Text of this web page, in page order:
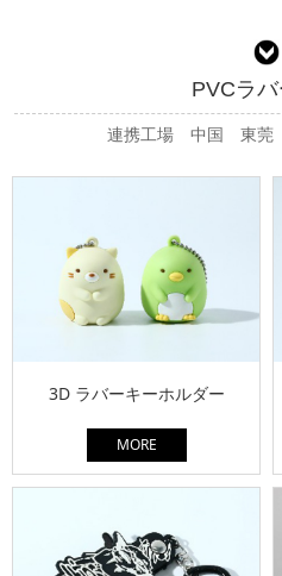
PVCラ
連携工場 中国 東莞
3D ラバーキーホルダー
MORE